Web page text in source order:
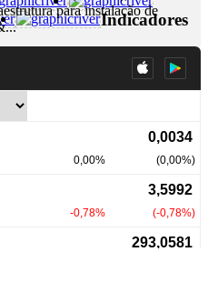
para instalação de
Indicadores